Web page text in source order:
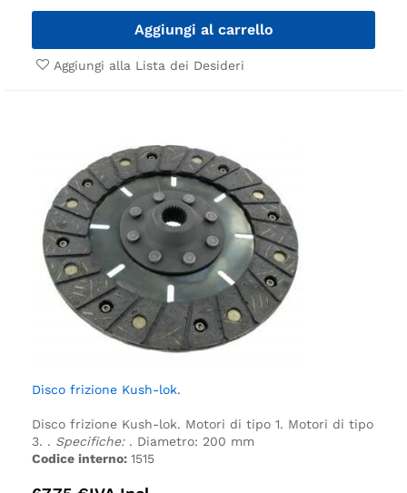
Aggiungi al carrello
Aggiungi alla Lista dei Desideri
Disco frizione Kush-lok.
Disco frizione Kush-lok. Motori di tipo 1. Motori di tipo
3. . Specifiche: . Diametro: 200 mm
Codice interno: 1515